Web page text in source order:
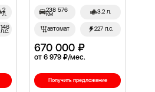
2
л.
146
л.с.
238 576
км 3.2 л.
автомат 227 л.с.
670 000 ₽
от 6 979 ₽/мес.
Получить предложение